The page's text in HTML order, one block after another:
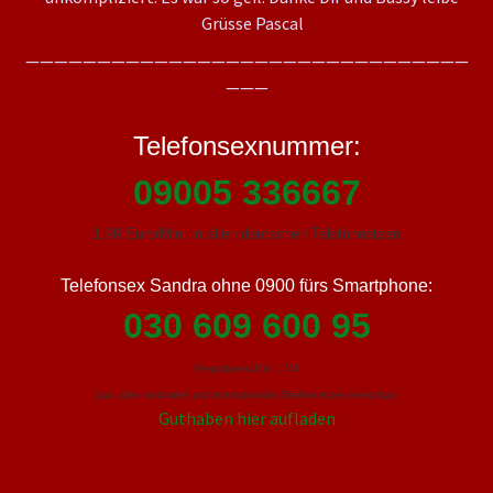
Grüsse Pascal
———————————————————————————————
———
Telefonsexnummer:
09005 336667
1,99 Euro/Min. in allen deutschen Telefonnetzen
Telefonsex Sandra ohne 0900 fürs Smartphone:
030 609 600 95
Prepaidpreis/Min.1,74€
(aus allen nationalen und internationalen Telefonnetzen erreichbar)
Guthaben hier aufladen